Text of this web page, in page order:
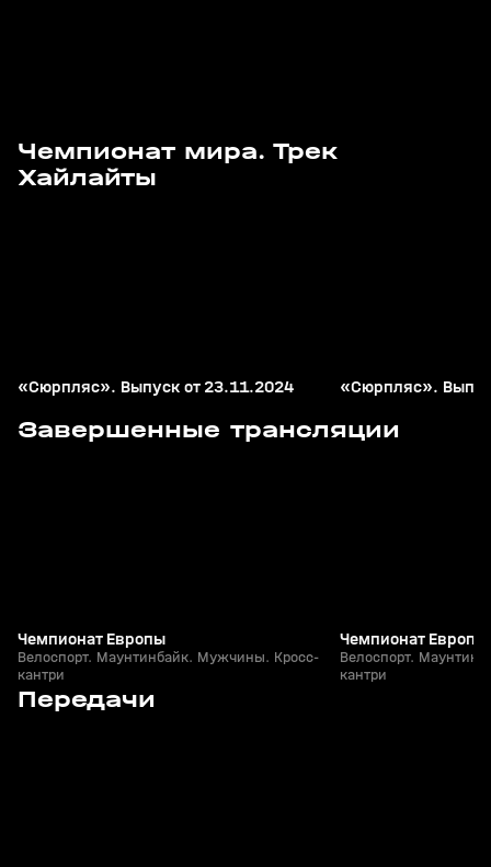
Чемпионат мира. Трек
Хайлайты
23 нояб 2024, 12:51
«Сюрпляс». Выпуск от 23.11.2024
24:58
«Сюрпляс».
Завершенные трансляции
02 авг, 16:50
Чемпионат Европы
Велоспорт. Маунтинбайк. Мужчины. Кросс-
кантри
Чемпионат Европы
Велоспорт.
кантри
Передачи
01 авг, 20:41